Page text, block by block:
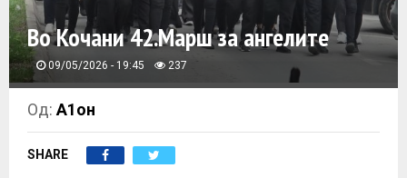
R
Y
M
E
Во Кочани 42.Марш за ангелите
09/05/2026 - 19:45 237
Од:А1он
SHARE